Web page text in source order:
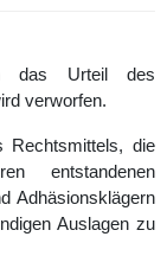
das Urteil des
verworfen.
Rechtsmittels, die
entstandenen
Adhäsionsklägern
Auslagen zu